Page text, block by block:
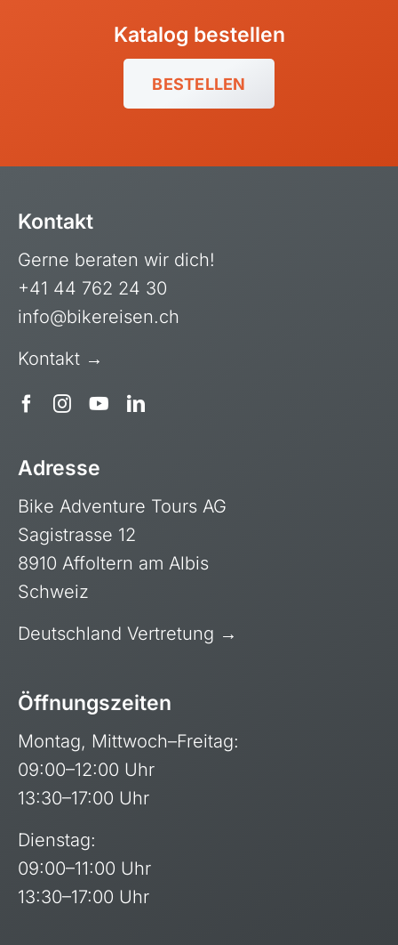
Katalog bestellen
BESTELLEN
Kontakt
Gerne beraten wir dich!
+41 44 762 24 30
info@bikereisen.ch
Kontakt →
Adresse
Bike Adventure Tours AG
Sagistrasse 12
8910 Affoltern am Albis
Schweiz
Deutschland Vertretung →
Öffnungszeiten
Montag, Mittwoch–Freitag:
09:00–12:00 Uhr
13:30–17:00 Uhr
Dienstag:
09:00–11:00 Uhr
13:30–17:00 Uhr
Tansania, Kilimanjaro